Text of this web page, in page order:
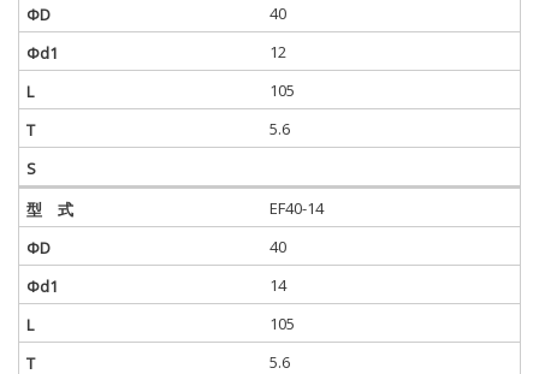
40
12
105
5.6
EF40-14
40
14
105
5.6